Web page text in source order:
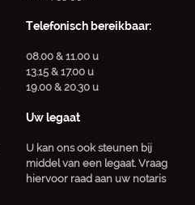
Telefonisch bereikbaar:
08.00 & 11.00 u
13.15 & 17.00 u
19.00 & 20.30 u
Uw legaat
U kan ons ook steunen bij
middel van een legaat. Vraag
hiervoor raad aan uw notaris